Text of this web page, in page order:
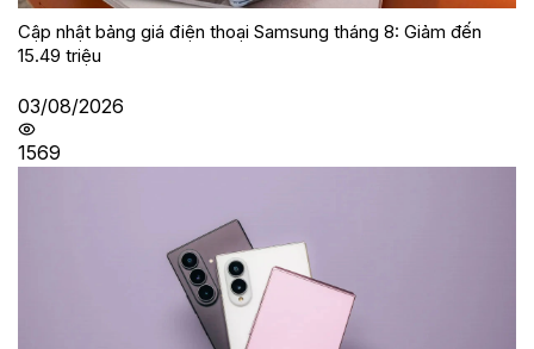
Cập nhật bảng giá điện thoại Samsung tháng 8: Giảm đến
15.49 triệu
03/08/2026
1569